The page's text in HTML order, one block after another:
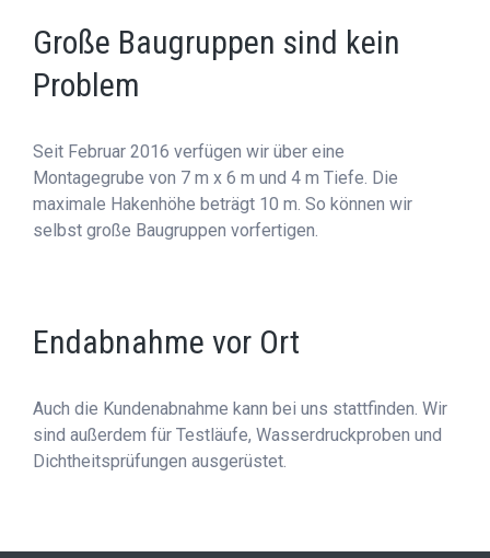
Große Baugruppen sind kein
Problem
Seit Februar 2016 verfügen wir über eine
Montagegrube von 7 m x 6 m und 4 m Tiefe. Die
maximale Hakenhöhe beträgt 10 m. So können wir
selbst große Baugruppen vorfertigen.
Endabnahme vor Ort
Auch die Kundenabnahme kann bei uns stattfinden. Wir
sind außerdem für Testläufe, Wasserdruckproben und
Dichtheitsprüfungen ausgerüstet.